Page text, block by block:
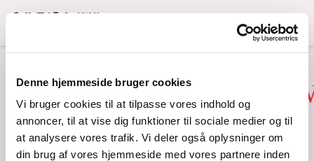
Denne hjemmeside bruger cookies
Vi bruger cookies til at tilpasse vores indhold og
annoncer, til at vise dig funktioner til sociale medier og til
at analysere vores trafik. Vi deler også oplysninger om
din brug af vores hjemmeside med vores partnere inden
Menu